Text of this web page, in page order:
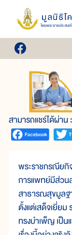
สามารถแชร์ได้ผ่าน :
พระราชกรณียกิ
การแพทย์มีส่วน
สาธารณสุขมูลฐ
ตั้งแต่เสด็จเยี่ย
ทรงบำเพ็ญ เป็น